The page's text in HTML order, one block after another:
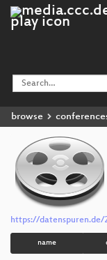
browse
https://datenspuren.de/
name